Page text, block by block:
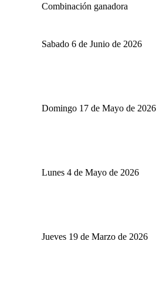
Combinación ganadora
Sabado 6 de Junio de 2026
Domingo 17 de Mayo de 2026
Lunes 4 de Mayo de 2026
Jueves 19 de Marzo de 2026